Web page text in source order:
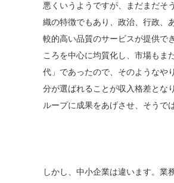
悪くいうようですが、まだまだそ
織の特徴でもあり、政治、行政、
較的高い品質のサービスが提供で
ころを中心に均質化し、市場もま
代」であったので、そのようなや
分が選ばれることが収入格差とな
ループに成果をあげさせ、そうで
しかし、中小企業は違います。業